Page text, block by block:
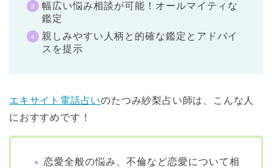
幅広い悩み相談が可能！オールマイティな
鑑定
親しみやすい人柄と的確な鑑定とアドバイ
スを提示
エキサイト電話占いのたつみ紗梨占い師は、こんな人
におすすめです！
恋愛全般の悩み、不倫など恋愛について相